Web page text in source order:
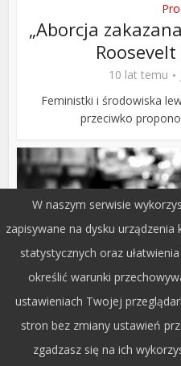
„Aborcja
10 lat temu
Feministki i środowiska
przeciwko
Do chóru –
W naszym serwisie
zapisywane na dysku
statystycznych oraz
określić warunki
ustawieniach Twojej
stron bez zmiany ustawień
zgadzasz się na ich